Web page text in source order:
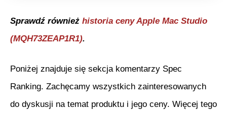
Sprawdź również historia cenyApple Mac Studio
(MQH73ZEAP1R1).
Poniżej znajduje się sekcja komentarzy Spec
Ranking. Zachęcamy wszystkich zainteresowanych
do dyskusji na temat produktu i jego ceny. Więcej tego